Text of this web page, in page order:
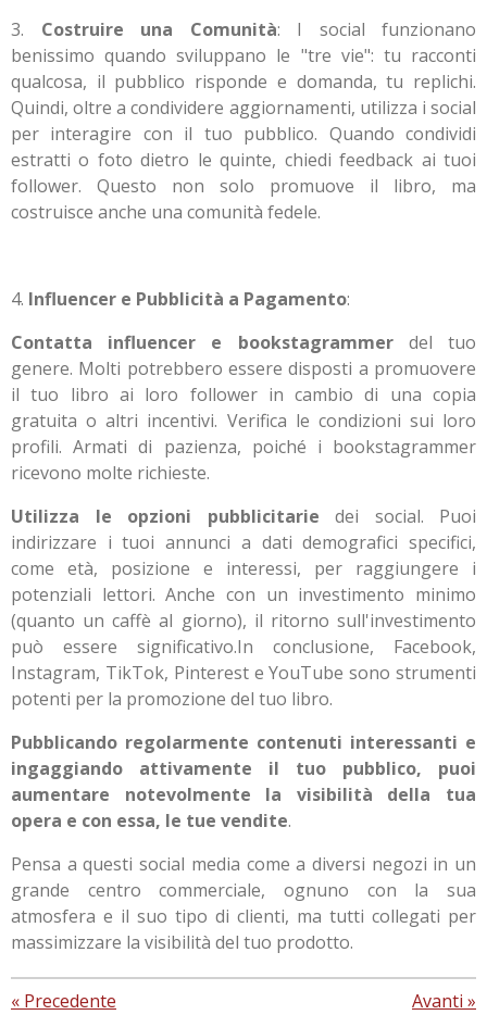
3. Costruire una Comunità: I social funzionano
benissimo quando sviluppano le "tre vie": tu racconti
qualcosa, il pubblico risponde e domanda, tu replichi.
Quindi, oltre a condividere aggiornamenti, utilizza i social
per interagire con il tuo pubblico. Quando condividi
estratti o foto dietro le quinte, chiedi feedback ai tuoi
follower. Questo non solo promuove il libro, ma
costruisce anche una comunità fedele.
4. Influencer e Pubblicità a Pagamento:
Contatta influencer e bookstagrammerdel tuo
genere. Molti potrebbero essere disposti a promuovere
il tuo libro ai loro follower in cambio di una copia
gratuita o altri incentivi. Verifica le condizioni sui loro
profili. Armati di pazienza, poiché i bookstagrammer
ricevono molte richieste.
Utilizza le opzioni pubblicitarie dei social. Puoi
indirizzare i tuoi annunci a dati demografici specifici,
come età, posizione e interessi, per raggiungere i
potenziali lettori. Anche con un investimento minimo
(quanto un caffè al giorno), il ritorno sull'investimento
può essere significativo.In conclusione, Facebook,
Instagram, TikTok, Pinterest e YouTube sono strumenti
potenti per la promozione del tuo libro.
Pubblicando regolarmente contenuti interessanti e
ingaggiando attivamente il tuo pubblico, puoi
aumentare notevolmente la visibilità della tua
opera e con essa, le tue vendite.
Pensa a questi social media come a diversi negozi in un
grande centro commerciale, ognuno con la sua
atmosfera e il suo tipo di clienti, ma tutti collegati per
massimizzare la visibilità del tuo prodotto.
« Precedente Avanti »